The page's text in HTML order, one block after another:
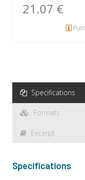
21.07 €
Specifications
Formats
Excerpt
Specifications